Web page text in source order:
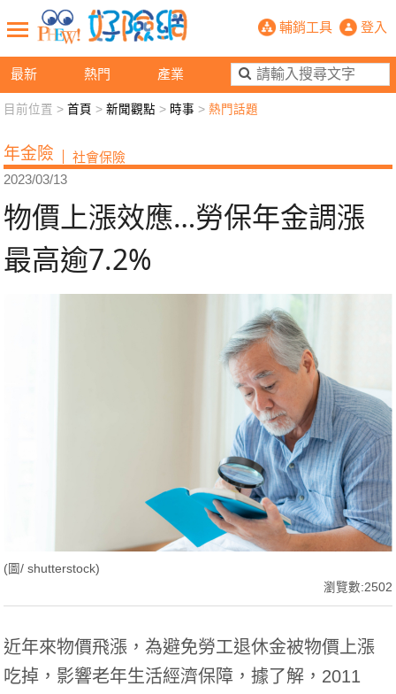
最新 熱門 產業
物價上漲效應…勞保年金調漲 最高
輔銷工具 登入
新聞觀點 業務交流 好險懂生活
退休先準備 好險學堂 輔銷工具 活動專區
目前位置 >首頁 >新聞觀點 > 時事 >熱門話題
年金險 社會保險
2023/03/13
物價上漲效應…勞保年金調漲
最高逾7.2%
(圖/ shutterstock)
瀏覽數:2502
近年來物價飛漲，為避免勞工退休金被物價上漲
吃掉，影響老年生活經濟保障，據了解，2011